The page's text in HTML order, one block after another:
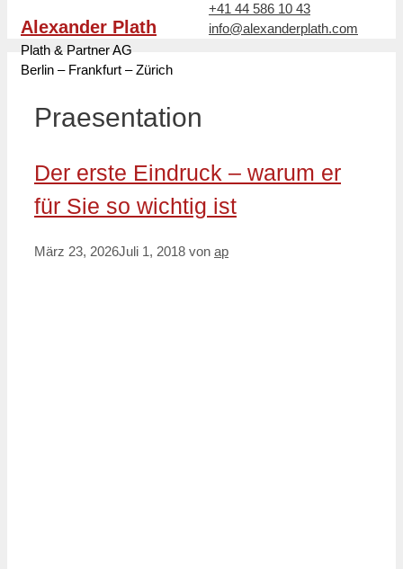
Alexander Plath
Plath & Partner AG
Berlin – Frankfurt – Zürich
+41 44 586 10 43
info@alexanderplath.com
Praesentation
Der erste Eindruck – warum er
für Sie so wichtig ist
März 23, 2026Juli 1, 2018 von ap